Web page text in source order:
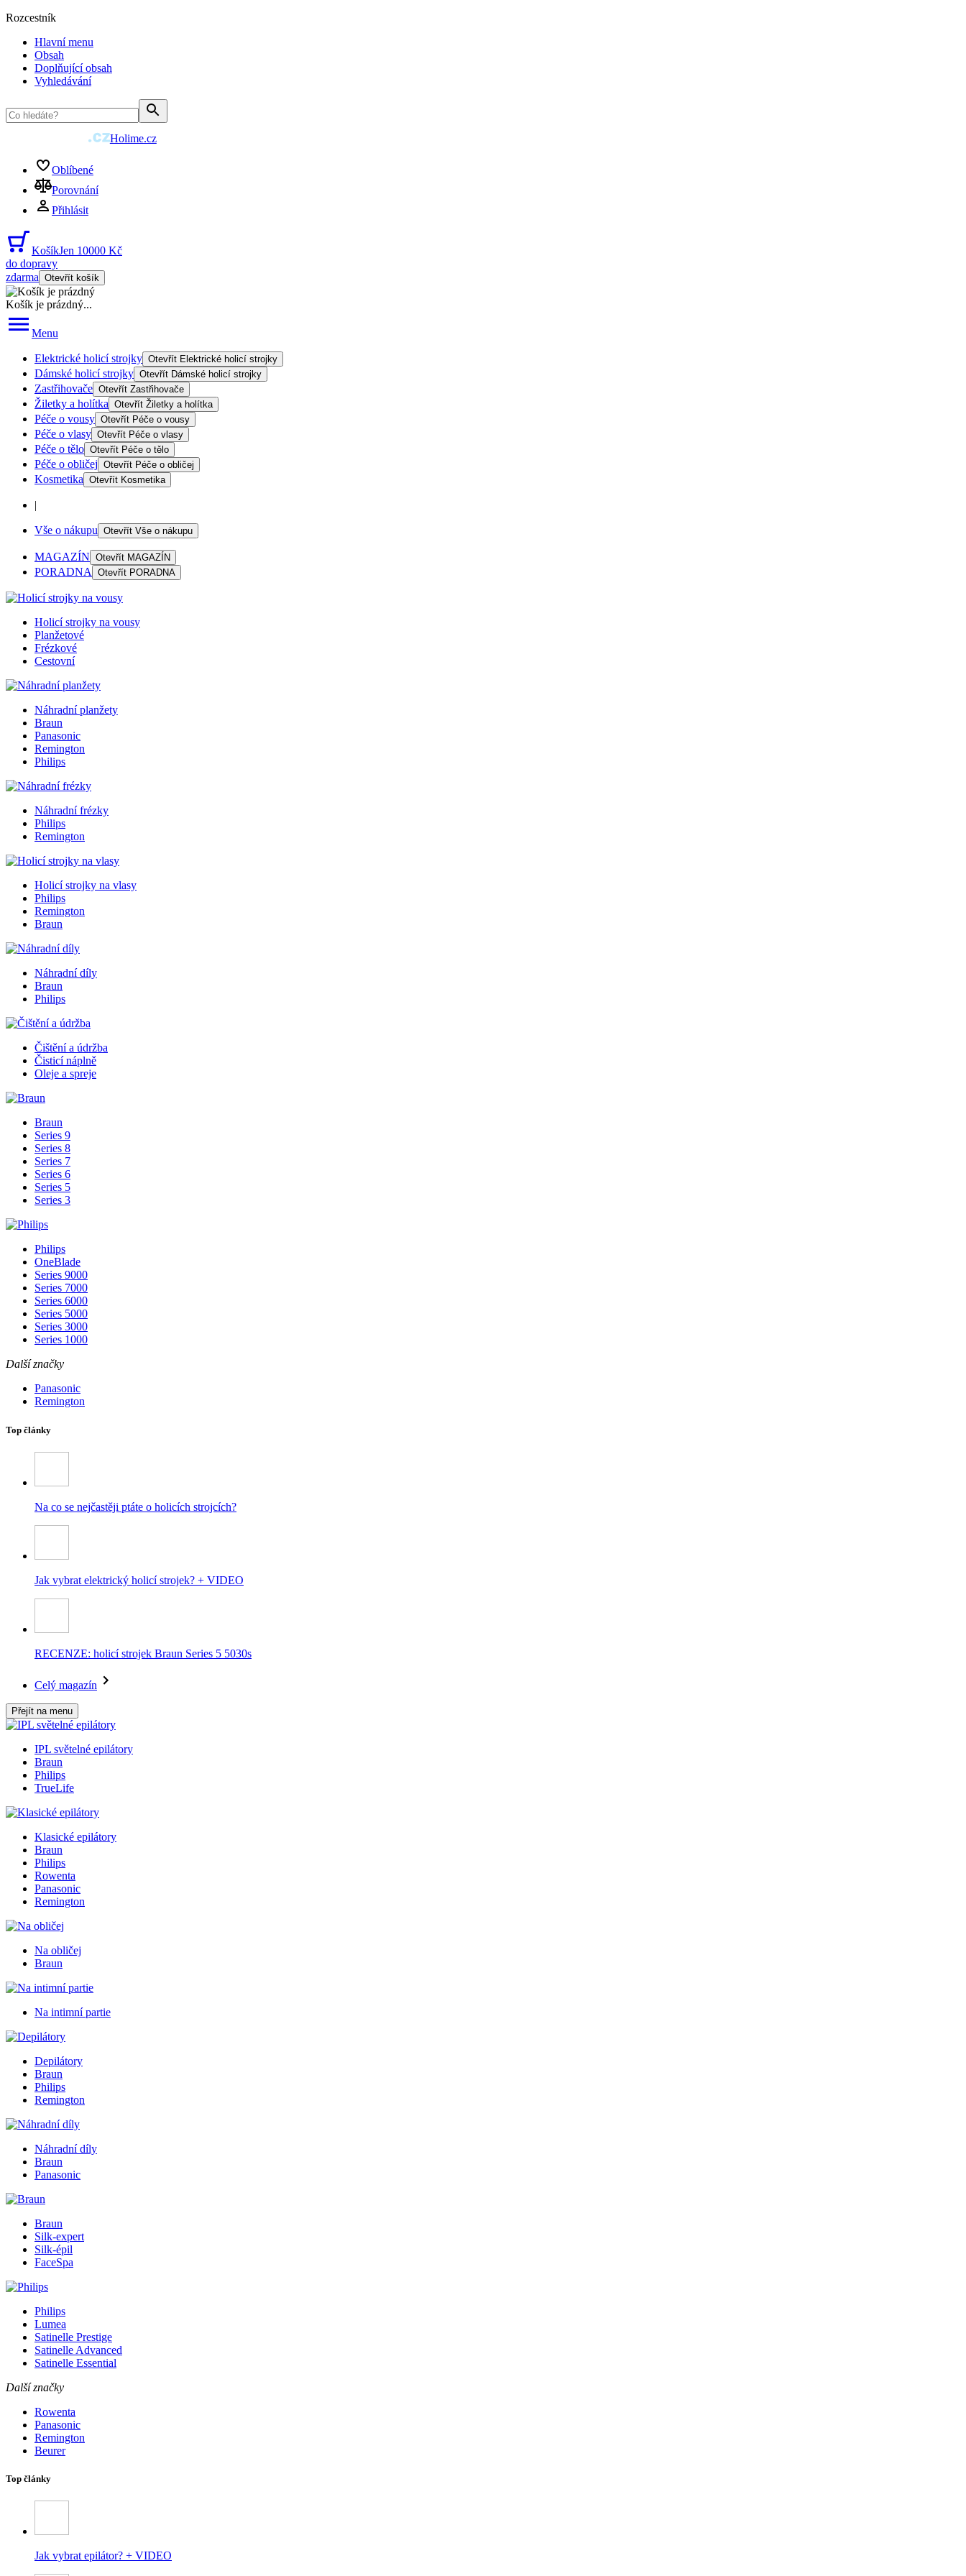
Rozcestník
Hlavní menu
Obsah
Doplňující obsah
Vyhledávání
Holime.cz
Oblíbené
Porovnání
Přihlásit
KošíkJen 10000 Kč
do dopravy
zdarma Otevřít košík
Košík je prázdný...
Menu
Elektrické holicí strojky Otevřít Elektrické holicí strojky
Dámské holicí strojky Otevřít Dámské holicí strojky
Zastřihovače Otevřít Zastřihovače
Žiletky a holítka Otevřít Žiletky a holítka
Péče o vousy Otevřít Péče o vousy
Péče o vlasy Otevřít Péče o vlasy
Péče o tělo Otevřít Péče o tělo
Péče o obličej Otevřít Péče o obličej
Kosmetika Otevřít Kosmetika
|
Vše o nákupu Otevřít Vše o nákupu
MAGAZÍN Otevřít MAGAZÍN
PORADNA Otevřít PORADNA
Holicí strojky na vousy
Planžetové
Frézkové
Cestovní
Náhradní planžety
Braun
Panasonic
Remington
Philips
Náhradní frézky
Philips
Remington
Holicí strojky na vlasy
Philips
Remington
Braun
Náhradní díly
Braun
Philips
Čištění a údržba
Čisticí náplně
Oleje a spreje
Braun
Series 9
Series 8
Series 7
Series 6
Series 5
Series 3
Philips
OneBlade
Series 9000
Series 7000
Series 6000
Series 5000
Series 3000
Series 1000
Další značky
Panasonic
Remington
Top články
Na co se nejčastěji ptáte o holicích strojcích?
Jak vybrat elektrický holicí strojek? + VIDEO
RECENZE: holicí strojek Braun Series 5 5030s
Celý magazín
Přejít na menu
IPL světelné epilátory
Braun
Philips
TrueLife
Klasické epilátory
Braun
Philips
Rowenta
Panasonic
Remington
Na obličej
Braun
Na intimní partie
Depilátory
Braun
Philips
Remington
Náhradní díly
Braun
Panasonic
Braun
Silk-expert
Silk-épil
FaceSpa
Philips
Lumea
Satinelle Prestige
Satinelle Advanced
Satinelle Essential
Další značky
Rowenta
Panasonic
Remington
Beurer
Top články
Jak vybrat epilátor? + VIDEO